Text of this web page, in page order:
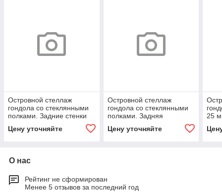
Островной стеллаж
гондола со стеклянными
полками. Задние стенки
ДСП. Легкая серия LS 2-
05
Цену уточняйте
Островной стеллаж
гондола со стеклянными
полками. Задняя
полустенка ДСП. Легкая
серия LS 2-06
Цену уточняйте
25
О нас
Рейтинг не сформирован
Менее 5 отзывов за последний год